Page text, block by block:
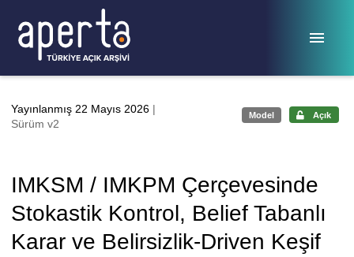
Yayınlanmış 22 Mayıs 2026 |
Sürüm v2
Model Açık
IMKSM / IMKPM Çerçevesinde
Stokastik Kontrol, Belief Tabanlı
Karar ve Belirsizlik-Driven Keşif